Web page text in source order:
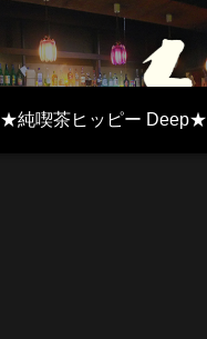
★純喫茶ヒッピー Deep★